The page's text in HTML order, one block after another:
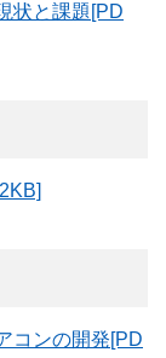
状と課題[PD
コンの開発[PD